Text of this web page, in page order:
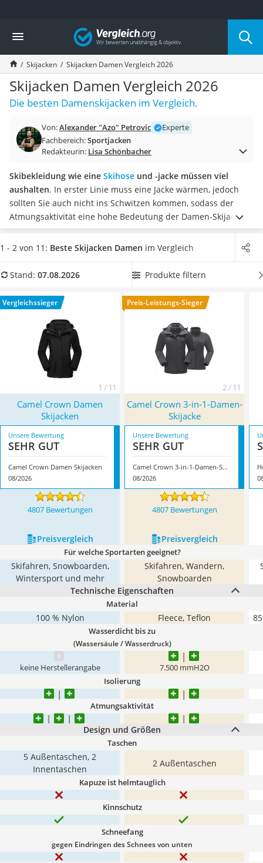
Die beliebtesten Vergleiche nach Kategorie
Freizeit & Sport
Gartentrampolin
Trampolin
Metalldetektor
Eufab-Fahrradträger
Trampolin 366 cm
Aluminium-Koffer
Futterboot
E-Bike-Dreirad
Trekkingschuhe Herren
Reisetasche mit Rollen
Klimmzugstation
Koffer
Nachtsichtgerät
Handgepäck-Koffer
Wanderschuhe Herren
Sicherheitsweste Reiten
Vergleich
Skijacken Skijacken Damen Vergleich 2026
Skijacken Damen Vergleich 2026
Die besten Damenskijacken im Vergleich.
Von:Alexander "Azo" Petrovic
Experte
Fachbereich:Sportjacken
Redakteurin: Lisa Schönbacher
Skibekleidung wie eine Skihose und -jacke müssen viel
aushalten. In erster Linie muss eine Jacke wärmen, jedoch
sollten Sie auch nicht ins Schwitzen kommen, sodass der
Atmungsaktivität eine hohe Bedeutung der Damen-Skijacke
laut Online-Tests zukommt. In unserer Vergleichstabelle
finden Siewasserdichte Skijacken für Damen, die einen
Nässe schützen. Überzeugt hat uns hier im August 2026
seinen Eigenschaften.
1 - 2 von 11: Beste Skijacken Damen im Vergleich
Stand: 07.08.2026 Produkte filtern
Vergleichssieger
1 / 11
Preis-Leistungs-Sieger
2 / 11
Camel Crown Damen
Skijacken
Camel Crown 3-in-1-Damen-
Skijacke
Unsere Bewertung
SEHR GUT
Camel Crown Damen Skijacken
08/2026
Unsere Bewertung
SEHR GUT
Camel Crown 3-in-1-Damen-Skijacke
08/2026
4807 Bewertungen 4807 Bewertungen
Preis­vergleich Preis­vergleich
Für welche Sportarten geeignet?
Skifahren, Snowboarden,
Wintersport und mehr
Skifahren, Wandern,
Snowboarden
Technische Eigenschaften
Material
100 % Nylon Fleece, Teflon
Wasserdicht bis zu
(Wassersäule / Wasserdruck)
keine Herstellerangabe 7.500 mmH2O
Isolierung
Atmungsaktivität
Design und Größen
Taschen
5 Außentaschen, 2
Innentaschen
2 Außentaschen
Kapuze ist helmtauglich
Kinnschutz
Schneefang
gegen Eindringen des Schnees von unten